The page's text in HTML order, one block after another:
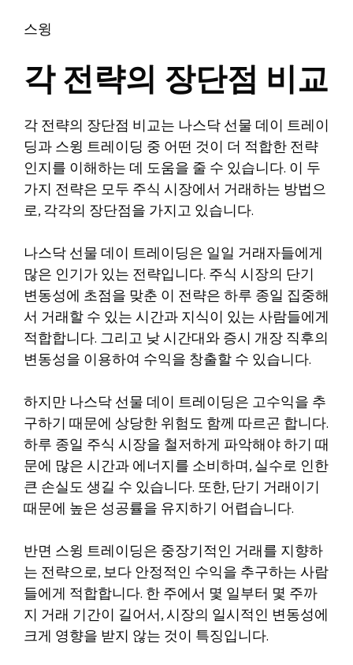
스윙
각 전략의 장단점 비교
각 전략의 장단점 비교는 나스닥 선물 데이 트레이
딩과 스윙 트레이딩 중 어떤 것이 더 적합한 전략
인지를 이해하는 데 도움을 줄 수 있습니다. 이 두
가지 전략은 모두 주식 시장에서 거래하는 방법으
로, 각각의 장단점을 가지고 있습니다.
나스닥 선물 데이 트레이딩은 일일 거래자들에게
많은 인기가 있는 전략입니다. 주식 시장의 단기
변동성에 초점을 맞춘 이 전략은 하루 종일 집중해
서 거래할 수 있는 시간과 지식이 있는 사람들에게
적합합니다. 그리고 낮 시간대와 증시 개장 직후의
변동성을 이용하여 수익을 창출할 수 있습니다.
하지만 나스닥 선물 데이 트레이딩은 고수익을 추
구하기 때문에 상당한 위험도 함께 따르곤 합니다.
하루 종일 주식 시장을 철저하게 파악해야 하기 때
문에 많은 시간과 에너지를 소비하며, 실수로 인한
큰 손실도 생길 수 있습니다. 또한, 단기 거래이기
때문에 높은 성공률을 유지하기 어렵습니다.
반면 스윙 트레이딩은 중장기적인 거래를 지향하
는 전략으로, 보다 안정적인 수익을 추구하는 사람
들에게 적합합니다. 한 주에서 몇 일부터 몇 주까
지 거래 기간이 길어서, 시장의 일시적인 변동성에
크게 영향을 받지 않는 것이 특징입니다.